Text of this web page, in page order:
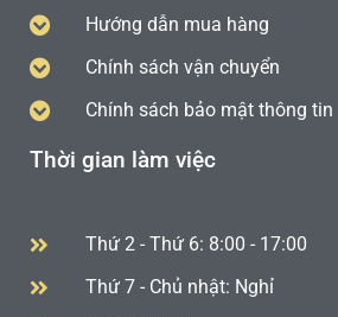
Hướng dẫn mua hàng
Chính sách vận chuyển
Chính sách bảo mật thông tin
Thời gian làm việc
Thứ 2 - Thứ 6: 8:00 - 17:00
Thứ 7 - Chủ nhật: Nghỉ